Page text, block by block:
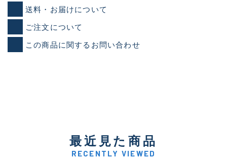
送料・お届けについて
ご注文について
この商品に関するお問い合わせ
最近見た商品
RECENTLY VIEWED